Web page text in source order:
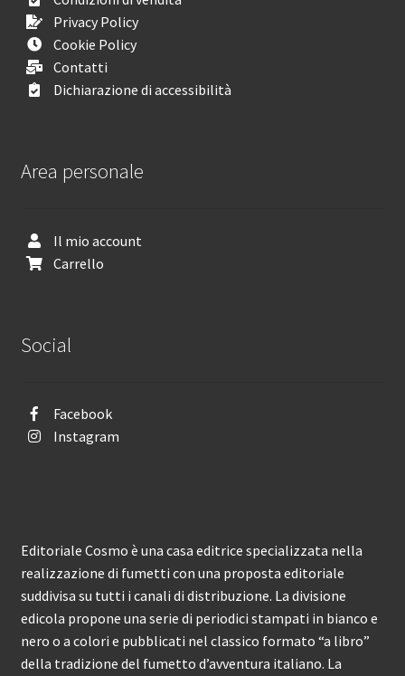
Privacy Policy
Cookie Policy
Contatti
Dichiarazione di accessibilità
Area personale
Il mio account
Carrello
Social
Facebook
Instagram
Editoriale Cosmo è una casa editrice specializzata nella
realizzazione di fumetti con una proposta editoriale
suddivisa su tutti i canali di distribuzione. La divisione
edicola propone una serie di periodici stampati in bianco e
nero o a colori e pubblicati nel classico formato “a libro”
della tradizione del fumetto d’avventura italiano. La